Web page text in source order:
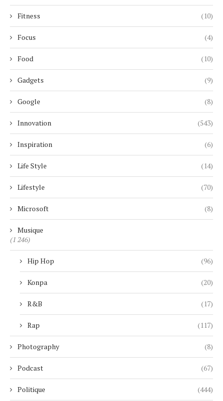
Fitness (10)
Focus (4)
Food (10)
Gadgets (9)
Google (8)
Innovation (543)
Inspiration (6)
Life Style (14)
Lifestyle (70)
Microsoft (8)
Musique
(1 246)
Hip Hop (96)
Konpa (20)
R&B (17)
Rap (117)
Photography (8)
Podcast (67)
Politique (444)